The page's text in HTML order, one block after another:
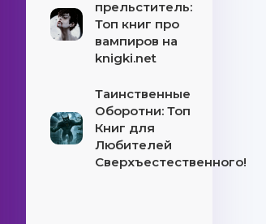
прельститель:
Топ книг про
вампиров на
knigki.net
Таинственные
Оборотни: Топ
Книг для
Любителей
Сверхъестественного!